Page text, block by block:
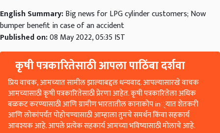
English Summary:Big news for LPG cylinder customers; Now
bumper benefit in case of an accident
Published on:08 May 2022, 05:35 IST
कृषी पत्रकारितेसाठी आपला पाठिंबा दर्शवा
प्रिय वाचक, आमच्यात सामील झाल्याबद्दल धन्यवाद. आपल्यासारखे वाचक
आमच्यासाठी कृषी पत्रकारितेसाठी प्रेरणा आहेत. कृषी पत्रकारितेला अधिक
बळकट करण्यासाठी आणि ग्रामीण भारतातील कानाकोप in्यात शेतकरी
आणि लोकांपर्यंत पोहोचण्यासाठी आम्हाला तुमचे समर्थन किंवा सहकार्य
आवश्यक आहे. आपले प्रत्येक सहकार्य आमच्या भविष्यासाठी मोलाचे आहे.